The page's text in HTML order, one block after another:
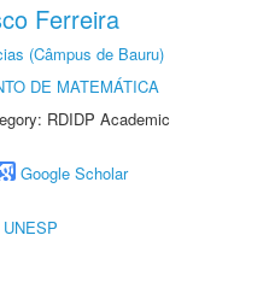
Ferreira
(Câmpus de Bauru)
DE MATEMÁTICA
RDIDP Academic
Google Scholar